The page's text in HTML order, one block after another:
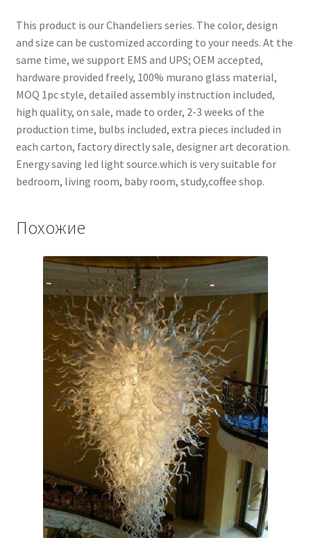
This product is our Chandeliers series. The color, design
and size can be customized according to your needs. At the
same time, we support EMS and UPS; OEM accepted,
hardware provided freely, 100% murano glass material,
MOQ 1pc style, detailed assembly instruction included,
high quality, on sale, made to order, 2-3 weeks of the
production time, bulbs included, extra pieces included in
each carton, factory directly sale, designer art decoration.
Energy saving led light source.which is very suitable for
bedroom, living room, baby room, study,coffee shop.
Похожие